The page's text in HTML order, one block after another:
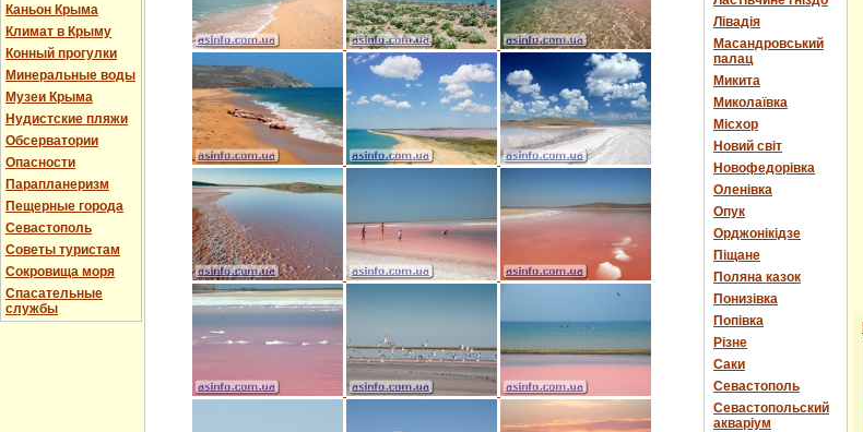
Каньон Крыма
Климат в Крыму
Конный прогулки
Минеральные воды
Музеи Крыма
Нудистские пляжи
Обсерватории
Опасности
Парапланеризм
Пещерные города
Севастополь
Советы туристам
Сокровища моря
Спасательные
службы
Лівадія
Масандровський
палац
Микита
Миколаївка
Місхор
Новий світ
Новофедорівка
Оленівка
Опук
Орджонікідзе
Піщане
Поляна казок
Понизівка
Попівка
Різне
Саки
Севастополь
Севастопольский
акваріум